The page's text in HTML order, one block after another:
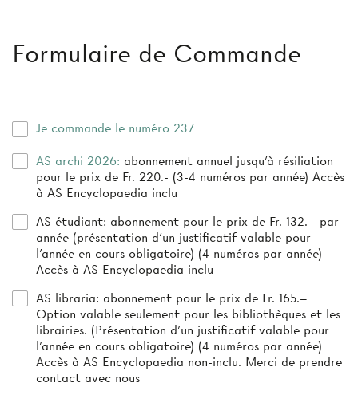
Formulaire de Commande
Je commande le numéro 237
AS archi 2026: abonnement annuel jusqu’à résiliation
pour le prix de Fr. 220.- (3-4 numéros par année) Accès
à AS Encyclopaedia inclu
AS étudiant: abonnement pour le prix de Fr. 132.– par
année (présentation d’un justificatif valable pour
l’année en cours obligatoire) (4 numéros par année)
Accès à AS Encyclopaedia inclu
AS libraria: abonnement pour le prix de Fr. 165.–
Option valable seulement pour les bibliothèques et les
librairies. (Présentation d'un justificatif valable pour
l'année en cours obligatoire) (4 numéros par année)
Accès à AS Encyclopaedia non-inclu. Merci de prendre
contact avec nous